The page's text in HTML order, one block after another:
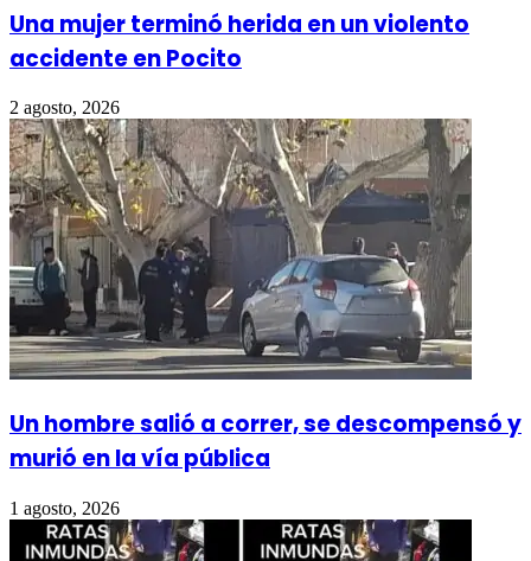
Una mujer terminó herida en un violento
accidente en Pocito
2 agosto, 2026
Un hombre salió a correr, se descompensó y
murió en la vía pública
1 agosto, 2026